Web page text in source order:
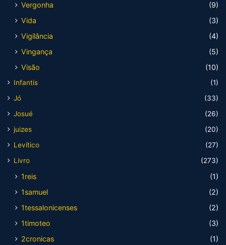
Vergonha
(9)
Vida
(3)
Vigilância
(4)
Vingança
(5)
Visão
(10)
Infantis
(1)
Jó
(33)
Josué
(26)
juizes
(20)
Levítico
(27)
Livro
(273)
1reis
(1)
1samuel
(2)
1tessalonicenses
(2)
1timoteo
(3)
2cronicas
(1)